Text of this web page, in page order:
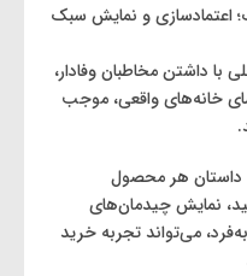
اعتمادسازی و نمایش سبک
با داشتن مخاطبان وفادار،
خانه‌های واقعی، موجب
داستان هر محصول
نمایش چیدمان‌های
می‌تواند تجربه خرید